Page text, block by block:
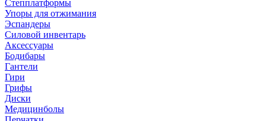
Степплатформы
Упоры для отжимания
Эспандеры
Силовой инвентарь
Аксессуары
Бодибары
Гантели
Гири
Грифы
Диски
Медицинболы